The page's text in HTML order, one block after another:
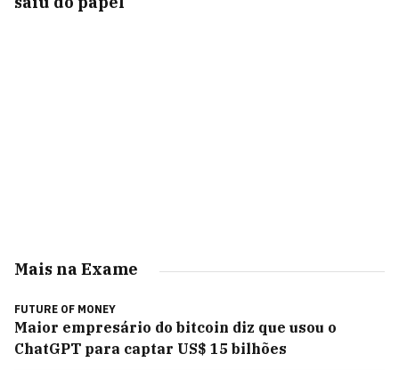
Mais na Exame
FUTURE OF MONEY
Maior empresário do bitcoin diz que usou o
ChatGPT para captar US$ 15 bilhões